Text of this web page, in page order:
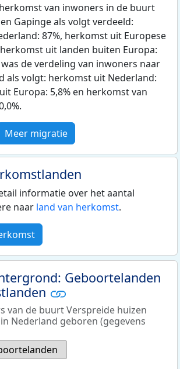
van inwoners in de buurt
Gapinge als volgt verdeeld:
87%, herkomst uit Europese
uit landen buiten Europa:
was de verdeling van inwoners naar
als volgt: herkomst uit Nederland:
Europa: 5,8% en herkomst van
Meer migratie
informatie over het aantal
naar land van herkomst.
Geboortelanden
van de buurt Verspreide huizen
Nederland geboren (gegevens